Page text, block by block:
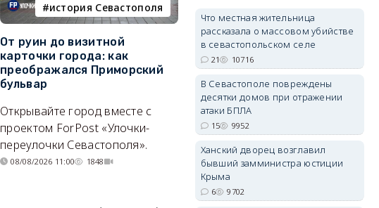
история Севастополя
От руин до визитной
карточки города: как
преображался Приморский
бульвар
Открывайте город вместе с
проектом ForPost «Улочки-
переулочки Севастополя».
08/08/2026 11:00 1848
Севастополь стал лидером
ЮФО по падению
строительства, но с одним
позитивным нюансом
Кризис ударил по регионам
совершенно по-разному.
07/08/2026 20:02
erid: 2SDnjdPjgYS
erid: 2SDnjdvhGXG
Что местная жительница
рассказала о массовом убийстве
в севастопольском селе
21 10716
В Севастополе повреждены
десятки домов при отражении
атаки БПЛА
15 9952
Ханский дворец возглавил
бывший замминистра юстиции
Крыма
6 9702